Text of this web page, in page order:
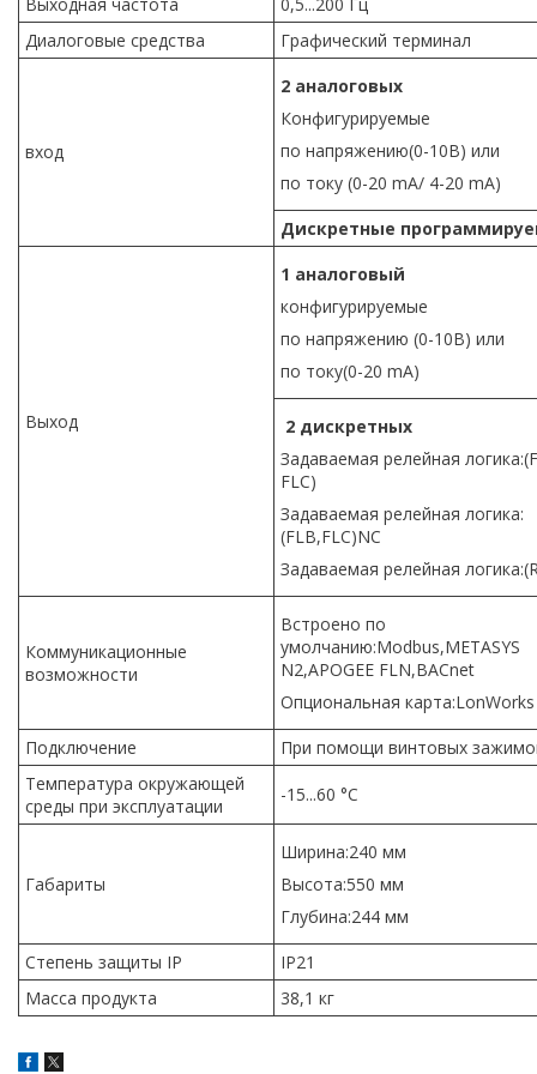
Диалоговые средства
Графический терминал
вход
2 аналоговых
Конфигурируемые
по напряжению(0-10B) или
по току (0-20 mA/ 4-20 mA)
Дискретные
Выход
1 аналоговый
конфигурируемые
по напряжению (0-10B) или
по току(0-20 mA)
2 дискретных
Задаваемая релейная
FLC)
Задаваемая релейная логика:
(FLB,FLC)NC
Задаваемая релейная
Коммуникационные
возможности
Встроено по
умолчанию:Modbus,METASYS
N2,APOGEE FLN,BACnet
Опциональная карта:LonWorks
Подключение
При помощи винтовых
Температура окружающей
среды при эксплуатации
-15...60 °C
Габариты
Ширина:240 мм
Высота:550 мм
Глубина:244 мм
Степень защиты IP
IP21
Масса продукта
38,1 кг